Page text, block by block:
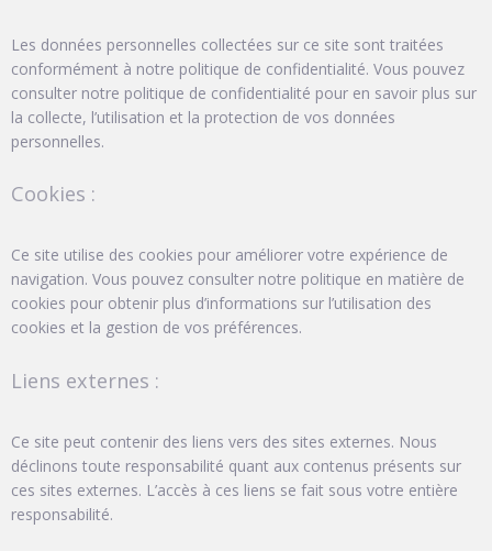
Les données personnelles collectées sur ce site sont traitées
conformément à notre politique de confidentialité. Vous pouvez
consulter notre politique de confidentialité pour en savoir plus sur
la collecte, l’utilisation et la protection de vos données
personnelles.
Cookies :
Ce site utilise des cookies pour améliorer votre expérience de
navigation. Vous pouvez consulter notre politique en matière de
cookies pour obtenir plus d’informations sur l’utilisation des
cookies et la gestion de vos préférences.
Liens externes :
Ce site peut contenir des liens vers des sites externes. Nous
déclinons toute responsabilité quant aux contenus présents sur
ces sites externes. L’accès à ces liens se fait sous votre entière
responsabilité.